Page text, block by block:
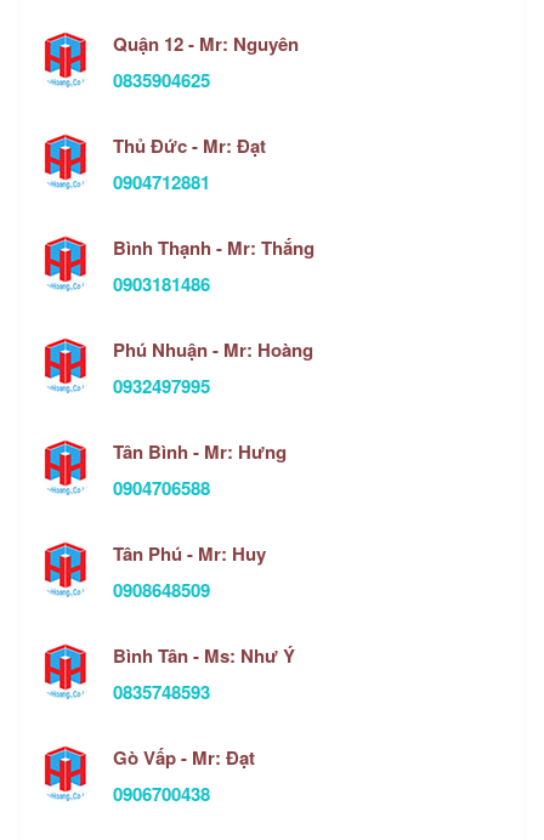
Quận 12 - Mr: Nguyên
0835904625
Thủ Đức - Mr: Đạt
0904712881
Bình Thạnh - Mr: Thắng
0903181486
Phú Nhuận - Mr: Hoàng
0932497995
Tân Bình - Mr: Hưng
0904706588
Tân Phú - Mr: Huy
0908648509
Bình Tân - Ms: Như Ý
0835748593
Gò Vấp - Mr: Đạt
0906700438